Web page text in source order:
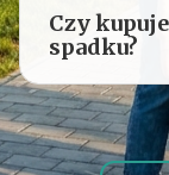
Czy
spadku?